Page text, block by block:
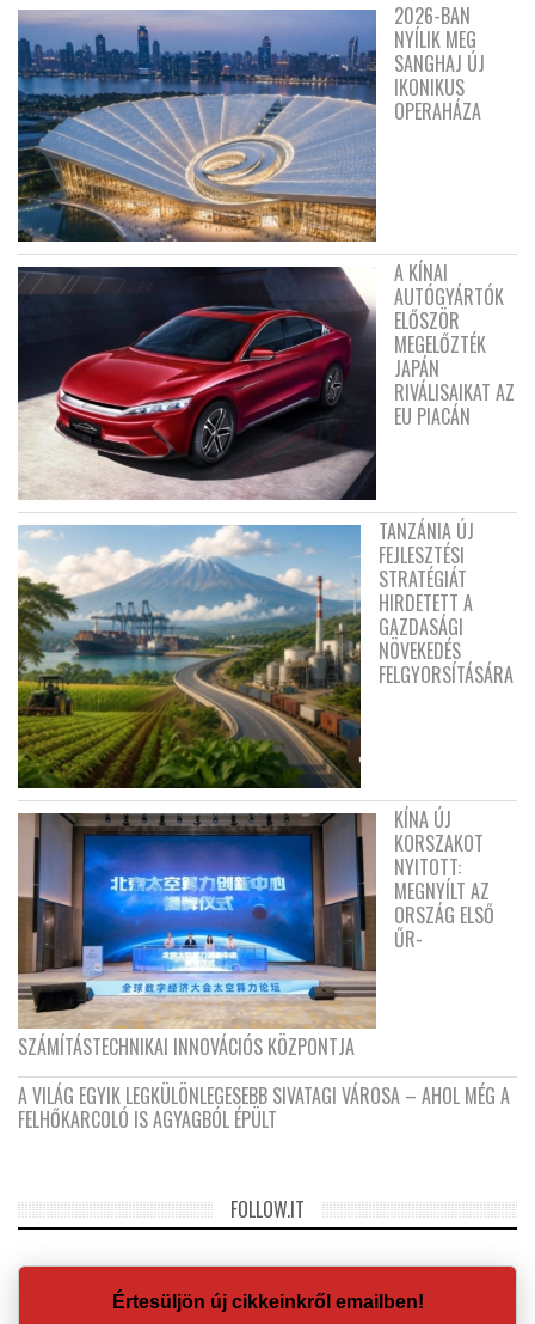
2026-BAN
NYÍLIK MEG
SANGHAJ ÚJ
IKONIKUS
OPERAHÁZA
A KÍNAI
AUTÓGYÁRTÓK
ELŐSZÖR
MEGELŐZTÉK
JAPÁN
RIVÁLISAIKAT AZ
EU PIACÁN
TANZÁNIA ÚJ
FEJLESZTÉSI
STRATÉGIÁT
HIRDETETT A
GAZDASÁGI
NÖVEKEDÉS
FELGYORSÍTÁSÁRA
KÍNA ÚJ
KORSZAKOT
NYITOTT:
MEGNYÍLT AZ
ORSZÁG ELSŐ
ŰR-
SZÁMÍTÁSTECHNIKAI INNOVÁCIÓS KÖZPONTJA
A VILÁG EGYIK LEGKÜLÖNLEGESEBB SIVATAGI VÁROSA – AHOL MÉG A
FELHŐKARCOLÓ IS AGYAGBÓL ÉPÜLT
FOLLOW.IT
Értesüljön új cikkeinkről emailben!